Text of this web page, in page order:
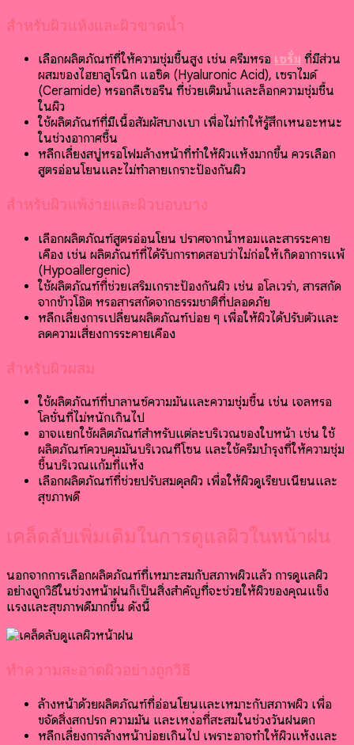
สำหรับผิวแห้งและผิวขาดน้ำ
เลือกผลิตภัณฑ์ที่ให้ความชุ่มชื้นสูง เช่น ครีมหรือ เซรั่ม ที่มีส่วน
ผสมของไฮยาลูโรนิก แอซิด (Hyaluronic Acid), เซราไมด์
(Ceramide) หรือกลีเซอรีน ที่ช่วยเติมน้ำและล็อกความชุ่มชื้น
ในผิว
ใช้ผลิตภัณฑ์ที่มีเนื้อสัมผัสบางเบา เพื่อไม่ทำให้รู้สึกเหนอะหนะ
ในช่วงอากาศชื้น
หลีกเลี่ยงสบู่หรือโฟมล้างหน้าที่ทำให้ผิวแห้งมากขึ้น ควรเลือก
สูตรอ่อนโยนและไม่ทำลายเกราะป้องกันผิว
สำหรับผิวแพ้ง่ายและผิวบอบบาง
เลือกผลิตภัณฑ์สูตรอ่อนโยน ปราศจากน้ำหอมและสารระคาย
เคือง เช่น ผลิตภัณฑ์ที่ได้รับการทดสอบว่าไม่ก่อให้เกิดอาการแพ้
(Hypoallergenic)
ใช้ผลิตภัณฑ์ที่ช่วยเสริมเกราะป้องกันผิว เช่น อโลเวร่า, สารสกัด
จากข้าวโอ๊ต หรือสารสกัดจากธรรมชาติที่ปลอดภัย
หลีกเลี่ยงการเปลี่ยนผลิตภัณฑ์บ่อย ๆ เพื่อให้ผิวได้ปรับตัวและ
ลดความเสี่ยงการระคายเคือง
สำหรับผิวผสม
ใช้ผลิตภัณฑ์ที่บาลานซ์ความมันและความชุ่มชื้น เช่น เจลหรือ
โลชั่นที่ไม่หนักเกินไป
อาจแยกใช้ผลิตภัณฑ์สำหรับแต่ละบริเวณของใบหน้า เช่น ใช้
ผลิตภัณฑ์ควบคุมมันบริเวณทีโซน และใช้ครีมบำรุงที่ให้ความชุ่ม
ชื้นบริเวณแก้มที่แห้ง
เลือกผลิตภัณฑ์ที่ช่วยปรับสมดุลผิว เพื่อให้ผิวดูเรียบเนียนและ
สุขภาพดี
เคล็ดลับเพิ่มเติมในการดูแลผิวในหน้าฝน
นอกจากการเลือกผลิตภัณฑ์ที่เหมาะสมกับสภาพผิวแล้ว การดูแลผิว
อย่างถูกวิธีในช่วงหน้าฝนก็เป็นสิ่งสำคัญที่จะช่วยให้ผิวของคุณแข็ง
แรงและสุขภาพดีมากขึ้น ดังนี้
ทำความสะอาดผิวอย่างถูกวิธี
ล้างหน้าด้วยผลิตภัณฑ์ที่อ่อนโยนและเหมาะกับสภาพผิว เพื่อ
ขจัดสิ่งสกปรก ความมัน และเหงื่อที่สะสมในช่วงวันฝนตก
หลีกเลี่ยงการล้างหน้าบ่อยเกินไป เพราะอาจทำให้ผิวแห้งและ